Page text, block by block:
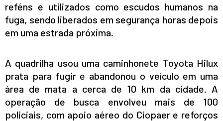
reféns e utilizados como escudos humanos na
fuga, sendo liberados em segurança horas depois
em uma estrada próxima.
A quadrilha usou uma caminhonete Toyota Hilux
prata para fugir e abandonou o veículo em uma
área de mata a cerca de 10 km da cidade. A
operação de busca envolveu mais de 100
policiais, com apoio aéreo do Ciopaer e reforços